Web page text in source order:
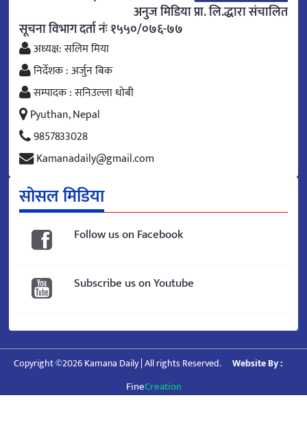
अनुज मिडिया प्रा. लि.द्धारा संचालित
सूचना विभाग दर्ता नंः १५५०/०७६-७७
अध्यक्ष: सलिम मिया
निर्देशक : अर्जुन बिक
सम्पादक : सनिउल्ला धोबी
Pyuthan, Nepal
9857833028
Kamanadaily@gmail.com
सोसल मिडिया
Follow us on Facebook
Subscribe us on Youtube
Copyright ©2026 Kamana Daily | All rights Reserved. Website By :
FineCreation